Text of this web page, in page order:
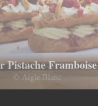
Pistache Framboise
© Aigle Blanc